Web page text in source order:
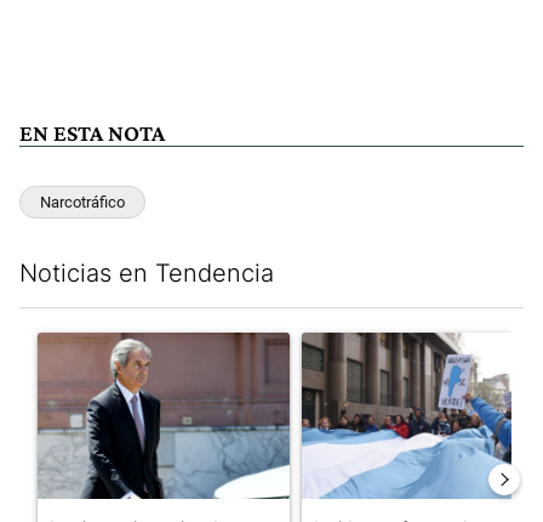
EN ESTA NOTA
Narcotráfico
Noticias en Tendencia
Un artículo de tendencia con el título "Las inconsistencias de
Un artículo de tendencia con